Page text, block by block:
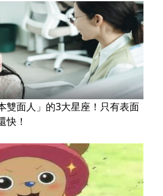
雙面人」的3大星座！只有表面
快！